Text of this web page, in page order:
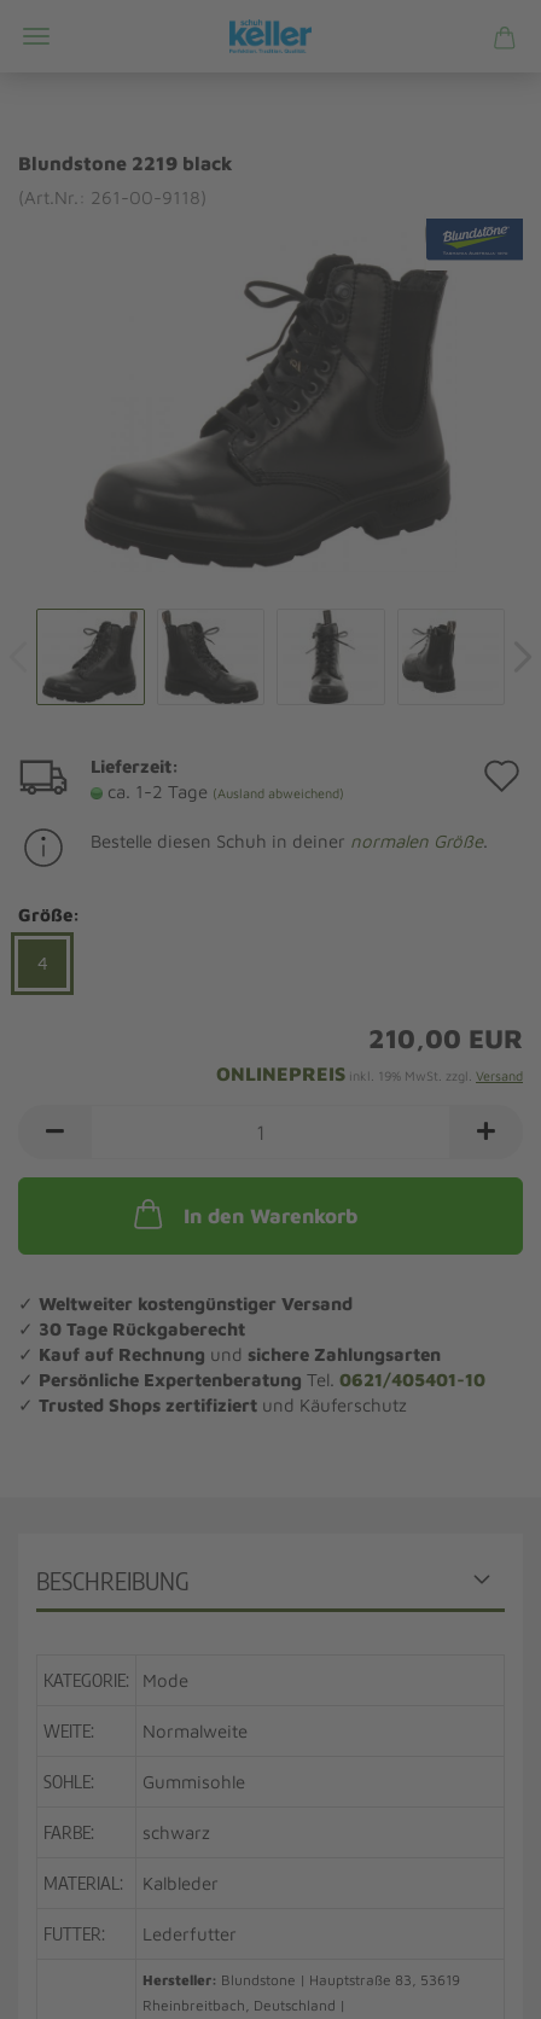
Blundstone 2219 black
(Art.Nr.: 261-00-9118)
Lieferzeit:
ca. 1-2 Tage (Ausland abweichend)
Bestelle diesen Schuh in deiner normalen Größe.
Größe:
4
210,00 EUR
ONLINEPREIS inkl. 19% MwSt. zzgl. Versand
In den Warenkorb
✓ Weltweiter kostengünstiger Versand
✓ 30 Tage Rückgaberecht
✓ Kauf auf Rechnung und sichere Zahlungsarten
✓ Persönliche Expertenberatung Tel. 0621/405401-10
✓ Trusted Shops zertifiziert und Käuferschutz
BESCHREIBUNG
KATEGORIE: Mode
WEITE: Normalweite
SOHLE: Gummisohle
FARBE: schwarz
MATERIAL: Kalbleder
FUTTER: Lederfutter
Hersteller: Blundstone | Hauptstraße 83, 53619
Rheinbreitbach, Deutschland |